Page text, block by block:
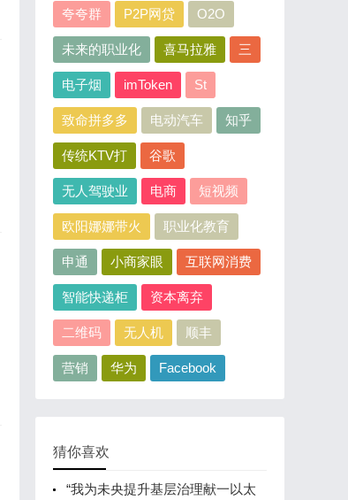
夸夸群 P2P网贷 O2O
未来的职业化 喜马拉雅 三
电子烟 imToken St
致命拼多多 电动汽车 知乎
传统KTV打 谷歌
无人驾驶业 电商 短视频
欧阳娜娜带火 职业化教育
申通 小商家眼 互联网消费
智能快递柜 资本离弃
二维码 无人机 顺丰
营销 华为 Facebook
猜你喜欢
“我为未央提升基层治理献一以太